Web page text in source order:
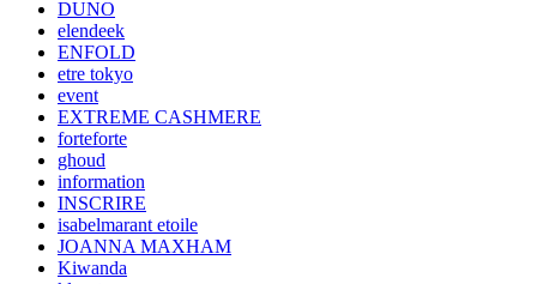
DUNO
elendeek
ENFOLD
etre tokyo
event
EXTREME CASHMERE
forteforte
ghoud
information
INSCRIRE
isabelmarant etoile
JOANNA MAXHAM
Kiwanda